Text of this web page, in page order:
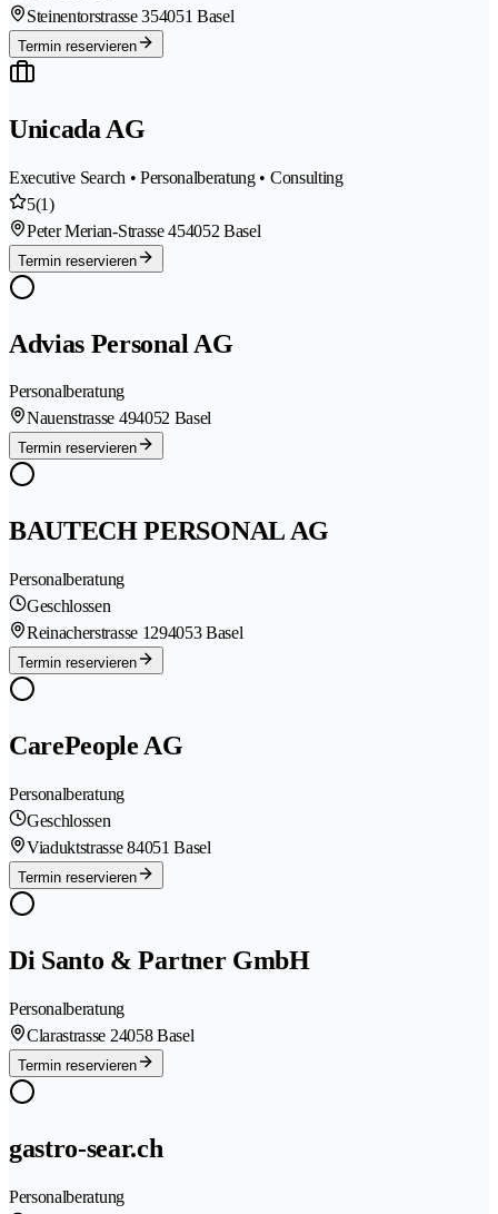
Steinentorstrasse 354051 Basel
Termin reservieren
Unicada AG
Executive Search • Personalberatung • Consulting
5(1)
Peter Merian-Strasse 454052 Basel
Termin reservieren
Advias Personal AG
Personalberatung
Nauenstrasse 494052 Basel
Termin reservieren
BAUTECH PERSONAL AG
Personalberatung
Geschlossen
Reinacherstrasse 1294053 Basel
Termin reservieren
CarePeople AG
Personalberatung
Geschlossen
Viaduktstrasse 84051 Basel
Termin reservieren
Di Santo & Partner GmbH
Personalberatung
Clarastrasse 24058 Basel
Termin reservieren
gastro-sear.ch
Personalberatung